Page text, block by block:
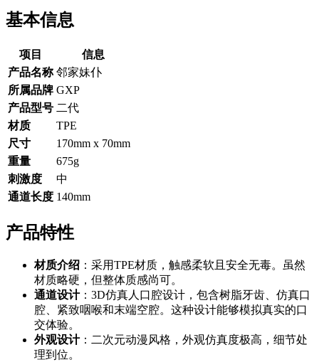
基本信息
项目
信息
产品名称 邻家妹仆
所属品牌 GXP
产品型号 二代
材质
TPE
尺寸
170mm x 70mm
重量
675g
刺激度
中
通道长度 140mm
产品特性
材质介绍 ：采用TPE材质，触感柔软且安全无毒。虽然
材质略硬，但整体质感尚可。
通道设计：3D仿真人口腔设计，包含树脂牙齿、仿真口
腔、紧致咽喉和末端空腔。这种设计能够模拟真实的口
交体验。
外观设计：二次元动漫风格，外观仿真度极高，细节处
理到位。